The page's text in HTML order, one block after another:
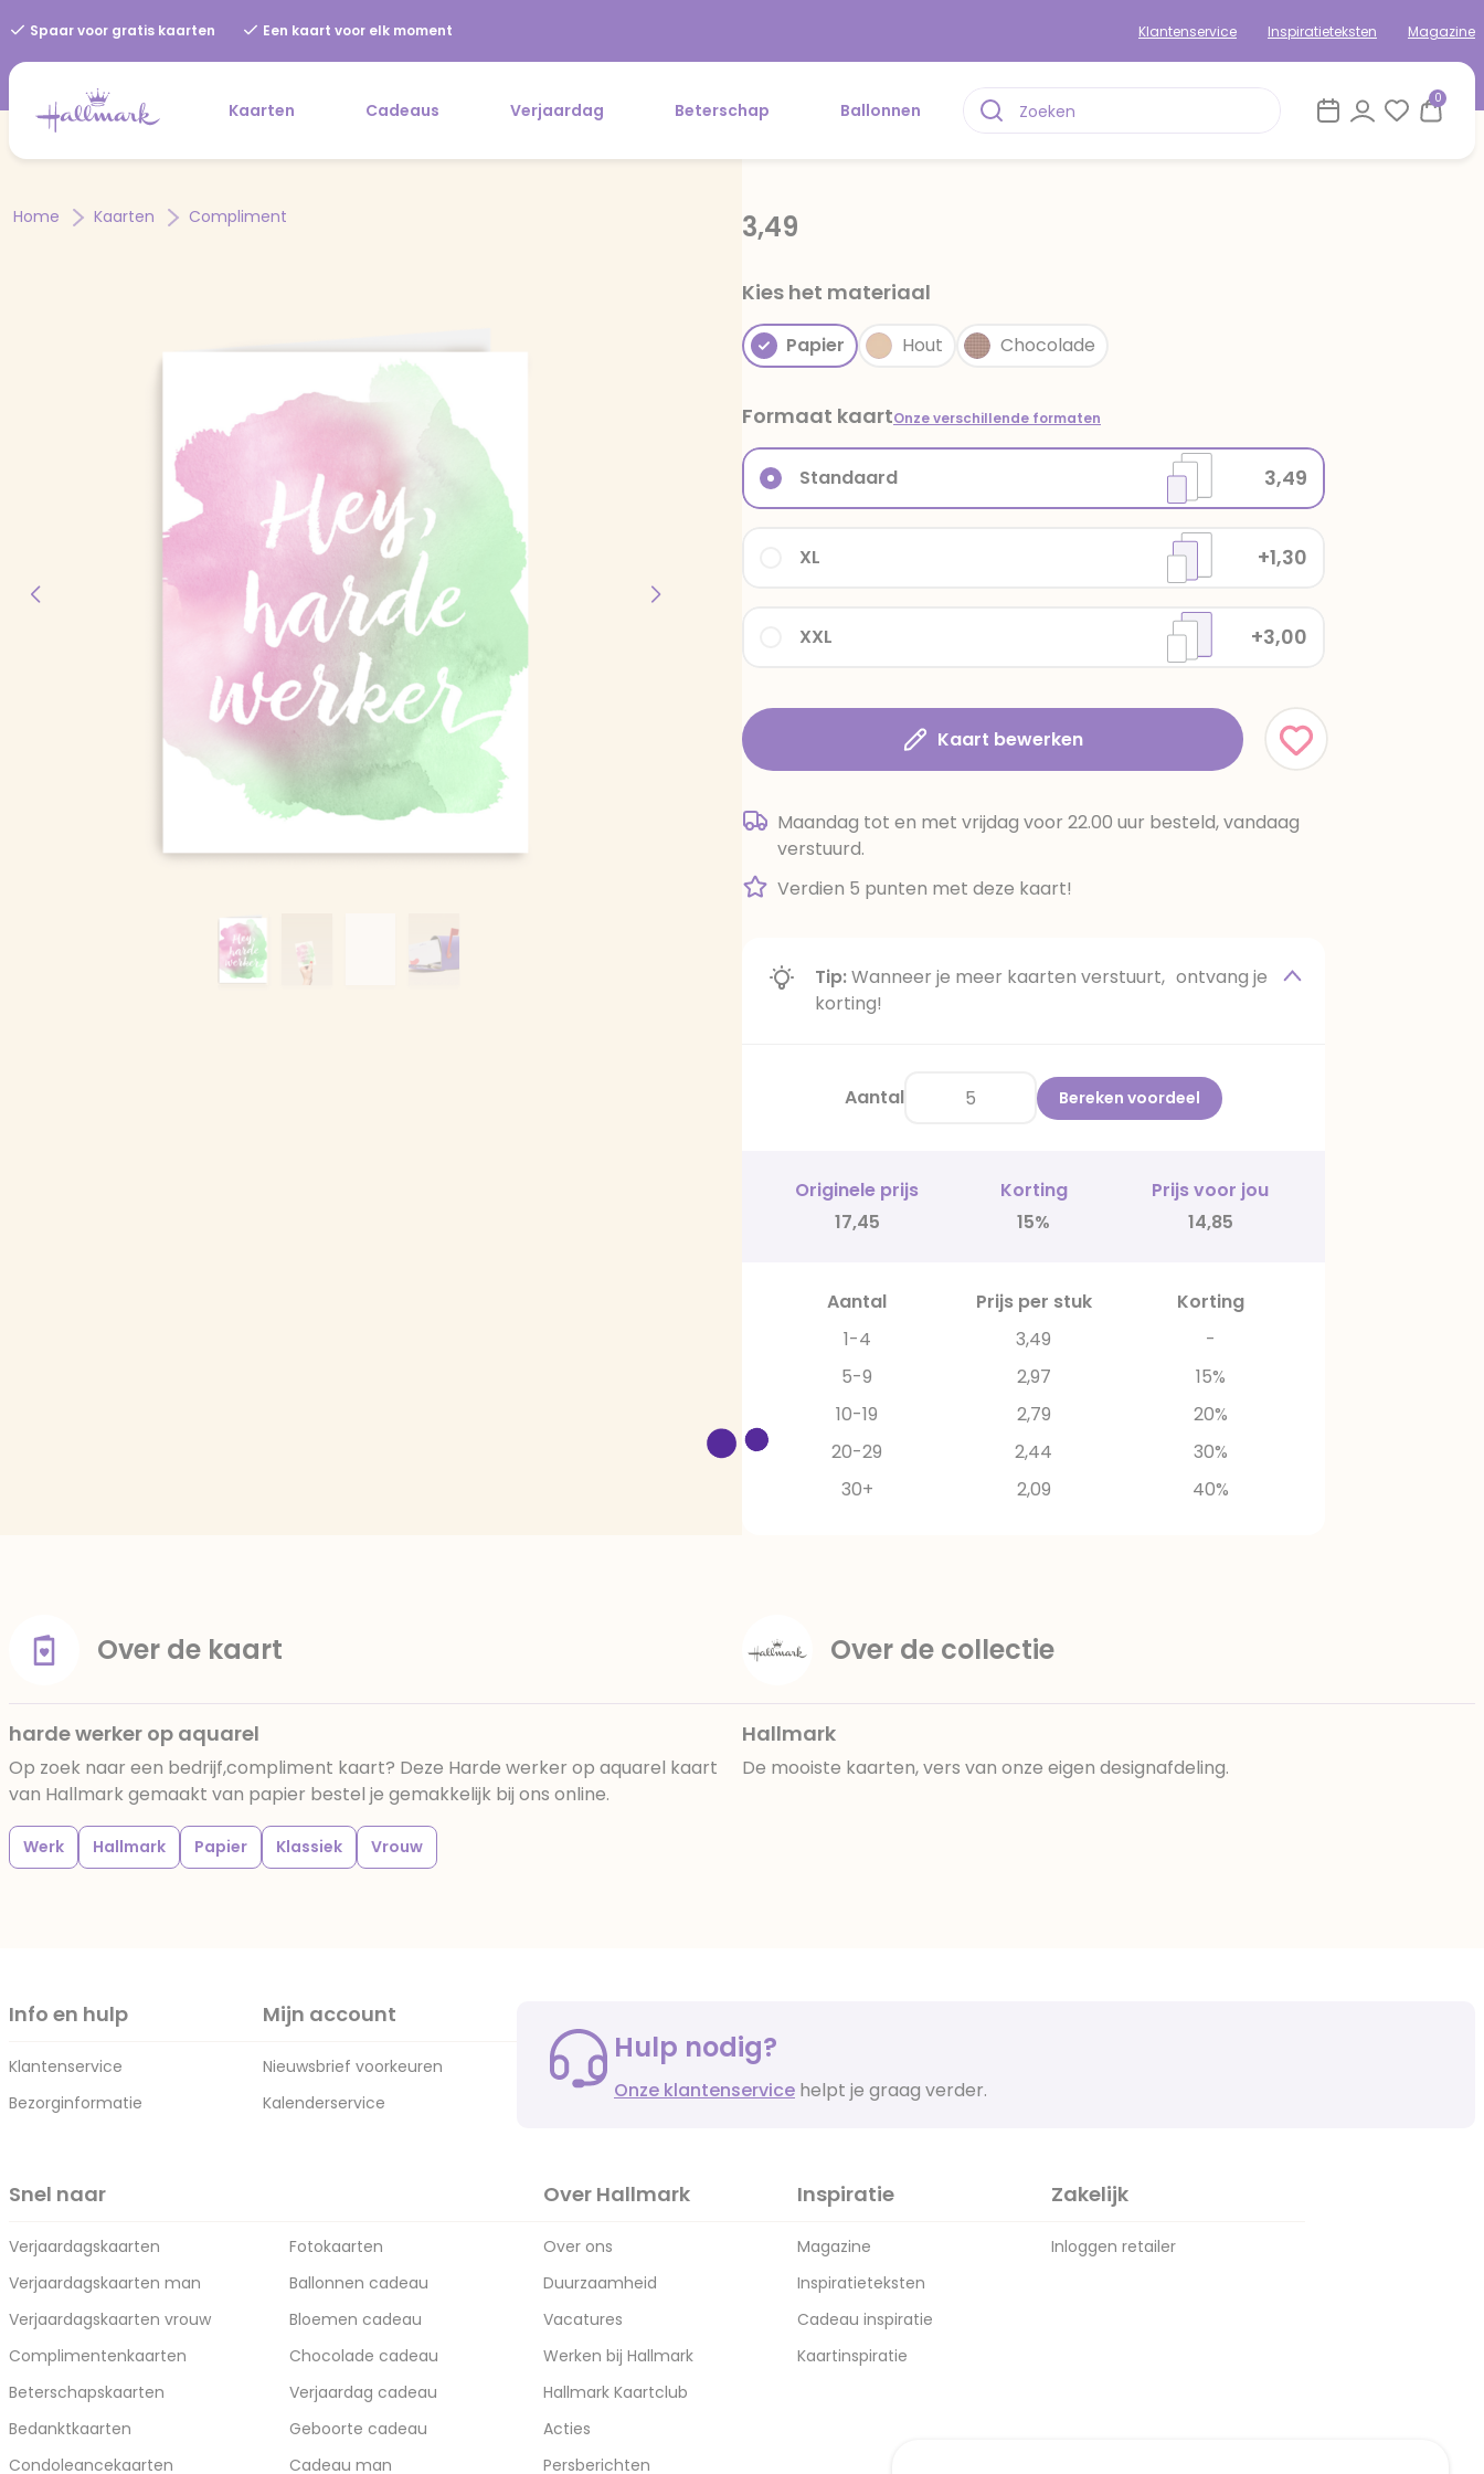
Spaar voor gratis kaarten Een kaart voor elk moment Klantenservice Inspiratieteksten Magazine
Kaarten Cadeaus Verjaardag Beterschap Ballonnen
0
Home Kaarten Compliment 3,49
Kies het materiaal
Papier Hout Chocolade
Formaat kaartOnze verschillende formaten
XXL +3,00
XL +1,30
Standaard 3,49
Kaart bewerken
Maandag tot en met vrijdag voor 22.00 uur besteld, vandaag
verstuurd.
Verdien 5 punten met deze kaart!
Tip:Wanneer je meer kaarten verstuurt, ontvang je
korting!
Aantal Bereken voordeel
Originele prijs Korting
Prijs voor jou
17,45
15% 14,85
Aantal Prijs per stuk
Korting
1-4
3,49
-
5-9
2,97
15%
10-19
2,79
20%
20-29
2,44
30%
30+
2,09 40%
Over de kaart
harde werker op aquarel
Op zoek naar een bedrijf,compliment kaart? Deze Harde werker op aquarel kaart
van Hallmark gemaakt van papier bestel je gemakkelijk bij ons online.
Werk Hallmark Papier Klassiek Vrouw
Over de collectie
Hallmark
De mooiste kaarten, vers van onze eigen designafdeling.
Info en hulp
Klantenservice
Bezorginformatie
Mijn account
Nieuwsbrief voorkeuren
Kalenderservice
Hulp nodig?
Onze klantenservice helpt je graag verder.
Snel naar
Verjaardagskaarten
Verjaardagskaarten man
Verjaardagskaarten vrouw
Complimentenkaarten
Beterschapskaarten
Bedanktkaarten
Condoleancekaarten
Fotokaarten
Ballonnen cadeau
Bloemen cadeau
Chocolade cadeau
Verjaardag cadeau
Geboorte cadeau
Cadeau man
Over Hallmark
Over ons
Duurzaamheid
Vacatures
Werken bij Hallmark
Hallmark Kaartclub
Acties
Persberichten
Inspiratie
Magazine
Inspiratieteksten
Cadeau inspiratie
Kaartinspiratie
Zakelijk
Inloggen retailer